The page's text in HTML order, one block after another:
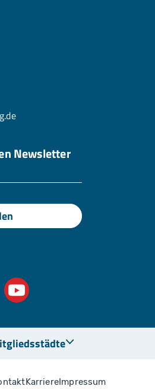
Newsletter
KarriereImpressum